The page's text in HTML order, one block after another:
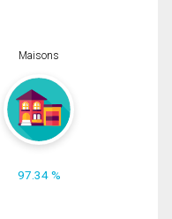
Maisons
97.34 %